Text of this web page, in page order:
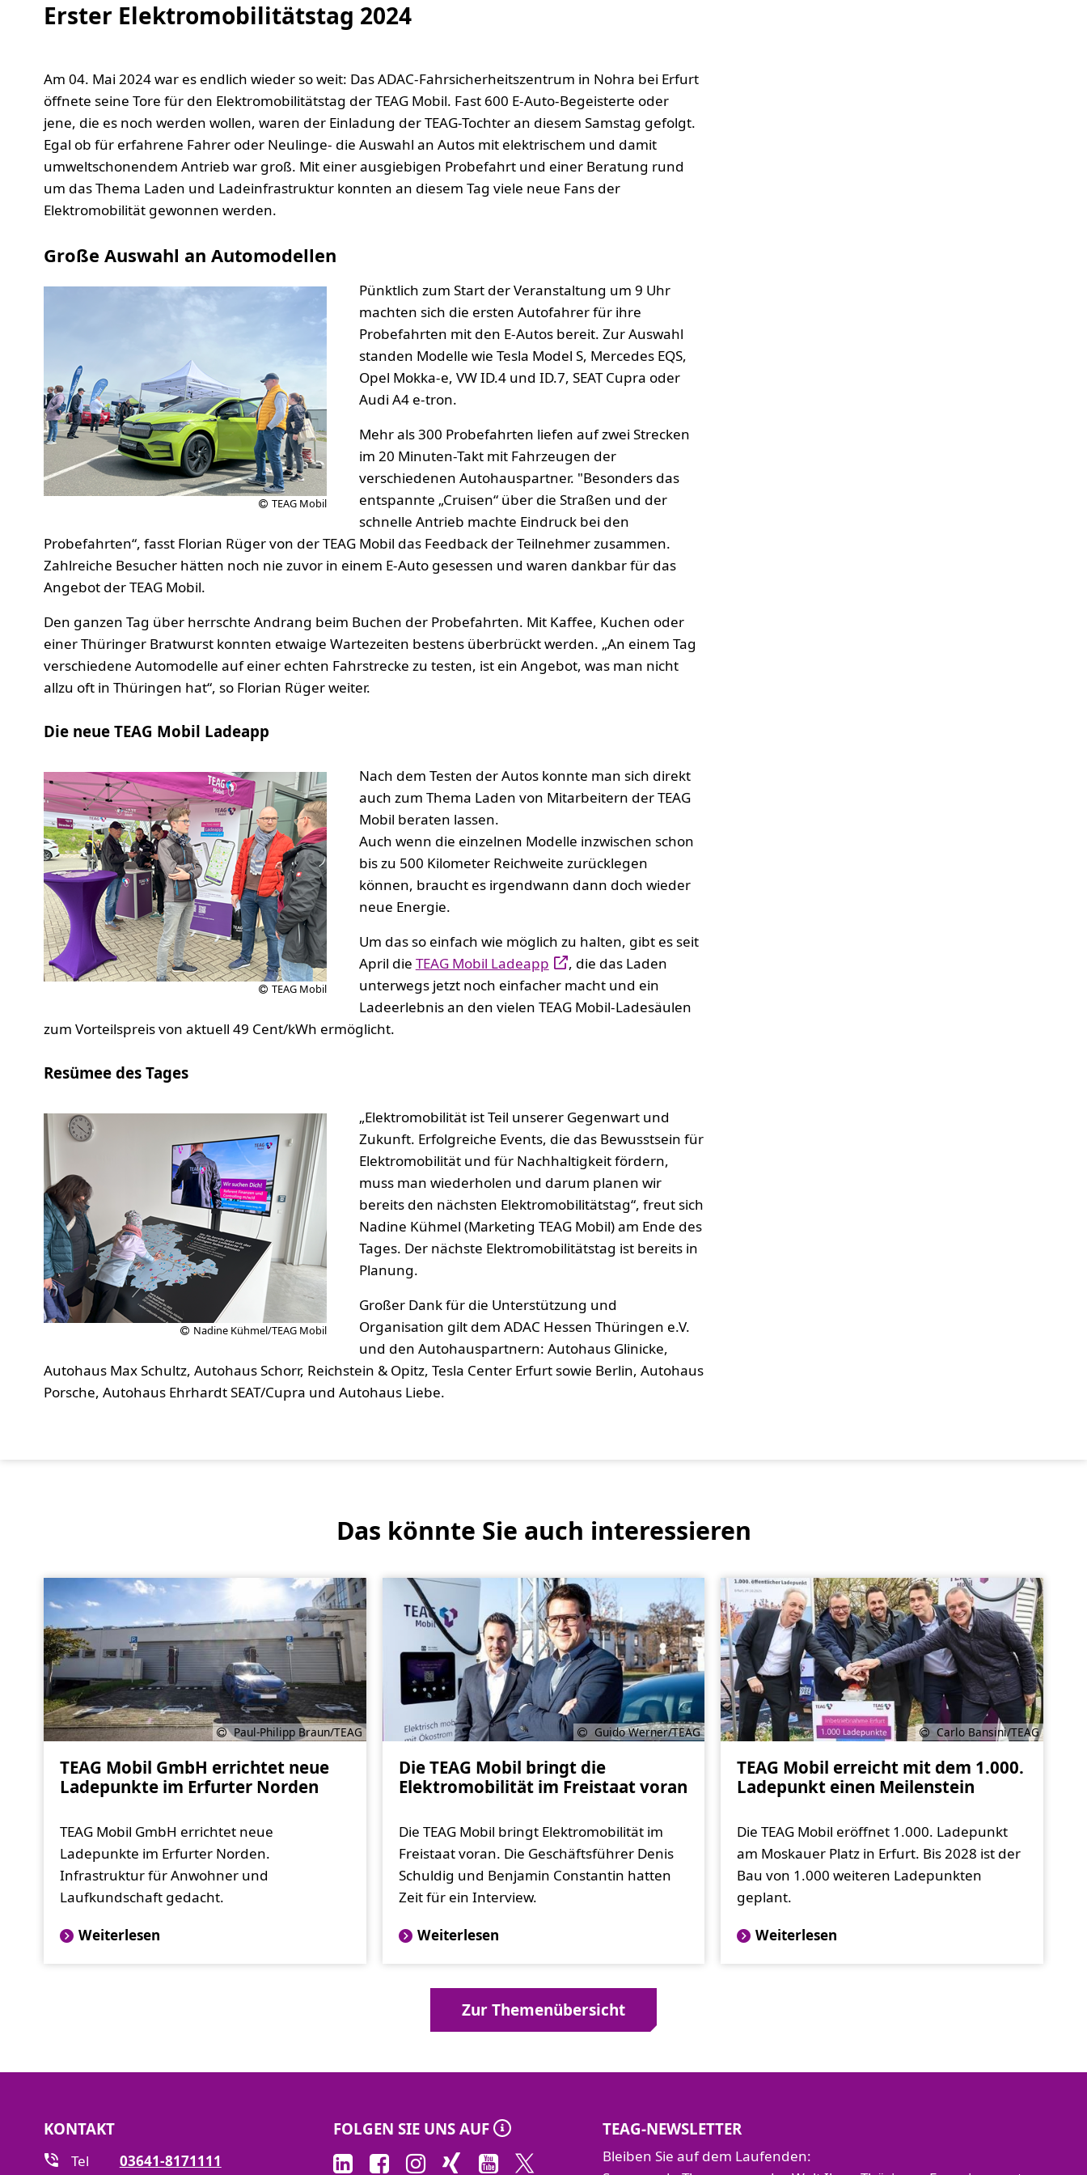
Erster Elektromobilitätstag 2024
Am 04. Mai 2024 war es endlich wieder so weit: Das ADAC-Fahrsicherheitszentrum in Nohra bei Erfurt
öffnete seine Tore für den Elektromobilitätstag der TEAG Mobil. Fast 600 E-Auto-Begeisterte oder
jene, die es noch werden wollen, waren der Einladung der TEAG-Tochter an diesem Samstag gefolgt.
Egal ob für erfahrene Fahrer oder Neulinge- die Auswahl an Autos mit elektrischem und damit
umweltschonendem Antrieb war groß. Mit einer ausgiebigen Probefahrt und einer Beratung rund
um das Thema Laden und Ladeinfrastruktur konnten an diesem Tag viele neue Fans der
Elektromobilität gewonnen werden.
Große Auswahl an Automodellen
TEAG Mobil
Pünktlich zum Start der Veranstaltung um 9 Uhr
machten sich die ersten Autofahrer für ihre
Probefahrten mit den E-Autos bereit. Zur Auswahl
standen Modelle wie Tesla Model S, Mercedes EQS,
Opel Mokka-e, VW ID.4 und ID.7, SEAT Cupra oder
Audi A4 e-tron.
Mehr als 300 Probefahrten liefen auf zwei Strecken
im 20 Minuten-Takt mit Fahrzeugen der
verschiedenen Autohauspartner. "Besonders das
entspannte „Cruisen“ über die Straßen und der
schnelle Antrieb machte Eindruck bei den
Probefahrten“, fasst Florian Rüger von der TEAG Mobil das Feedback der Teilnehmer zusammen.
Zahlreiche Besucher hätten noch nie zuvor in einem E-Auto gesessen und waren dankbar für das
Angebot der TEAG Mobil.
Den ganzen Tag über herrschte Andrang beim Buchen der Probefahrten. Mit Kaffee, Kuchen oder
einer Thüringer Bratwurst konnten etwaige Wartezeiten bestens überbrückt werden. „An einem Tag
verschiedene Automodelle auf einer echten Fahrstrecke zu testen, ist ein Angebot, was man nicht
allzu oft in Thüringen hat“, so Florian Rüger weiter.
Die neue TEAG Mobil Ladeapp
TEAG Mobil
Nach dem Testen der Autos konnte man sich direkt
auch zum Thema Laden von Mitarbeitern der TEAG
Mobil beraten lassen.
Auch wenn die einzelnen Modelle inzwischen schon
bis zu 500 Kilometer Reichweite zurücklegen
können, braucht es irgendwann dann doch wieder
neue Energie.
Um das so einfach wie möglich zu halten, gibt es seit
April die TEAG Mobil Ladeapp
, die das Laden
unterwegs jetzt noch einfacher macht und ein
Ladeerlebnis an den vielen TEAG Mobil-Ladesäulen
zum Vorteilspreis von aktuell 49 Cent/kWh ermöglicht.
Resümee des Tages
Nadine Kühmel/TEAG Mobil
„Elektromobilität ist Teil unserer Gegenwart und
Zukunft. Erfolgreiche Events, die das Bewusstsein für
Elektromobilität und für Nachhaltigkeit fördern,
muss man wiederholen und darum planen wir
bereits den nächsten Elektromobilitätstag“, freut sich
Nadine Kühmel (Marketing TEAG Mobil) am Ende des
Tages. Der nächste Elektromobilitätstag ist bereits in
Planung.
Großer Dank für die Unterstützung und
Organisation gilt dem ADAC Hessen Thüringen e.V.
und den Autohauspartnern: Autohaus Glinicke,
Autohaus Max Schultz, Autohaus Schorr, Reichstein & Opitz, Tesla Center Erfurt sowie Berlin, Autohaus
Porsche, Autohaus Ehrhardt SEAT/Cupra und Autohaus Liebe.
Das könnte Sie auch interessieren
Paul-Philipp Braun/TEAG
TEAG Mobil GmbH errichtet neue
Ladepunkte im Erfurter Norden
TEAG Mobil GmbH errichtet neue
Ladepunkte im Erfurter Norden.
Infrastruktur für Anwohner und
Laufkundschaft gedacht.
Weiterlesen
Guido Werner/TEAG
Die TEAG Mobil bringt die
Elektromobilität im Freistaat voran
Die TEAG Mobil bringt Elektromobilität im
Freistaat voran. Die Geschäftsführer Denis
Schuldig und Benjamin Constantin hatten
Zeit für ein Interview.
Weiterlesen
Carlo Bansini/TEAG
TEAG Mobil erreicht mit dem 1.000.
Ladepunkt einen Meilenstein
Die TEAG Mobil eröffnet 1.000. Ladepunkt
am Moskauer Platz in Erfurt. Bis 2028 ist der
Bau von 1.000 weiteren Ladepunkten
geplant.
Weiterlesen
Zur Themenübersicht
KONTAKT
Tel 03641-8171111
FOLGEN SIE UNS AUF TEAG-NEWSLETTER
Bleiben Sie auf dem Laufenden: